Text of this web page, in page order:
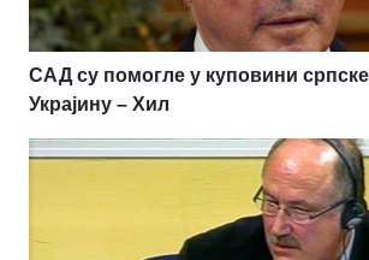
САД су помогле у куповини
Украјину – Хил